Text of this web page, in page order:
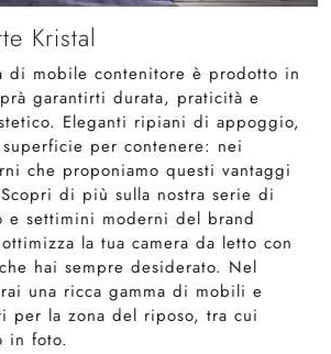
Kristal
di mobile contenitore è prodotto in
garantirti durata, praticità e
Eleganti ripiani di appoggio,
per contenere: nei
che proponiamo questi vantaggi
di più sulla nostra serie di
e settimini moderni del brand
la tua camera da letto con
hai sempre desiderato. Nel
una ricca gamma di mobili e
per la zona del riposo, tra cui
in foto.